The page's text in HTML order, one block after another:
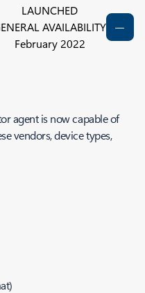
LAUNCHED
AVAILABILITY
February 2022
agent is now capable of
vendors, device types,